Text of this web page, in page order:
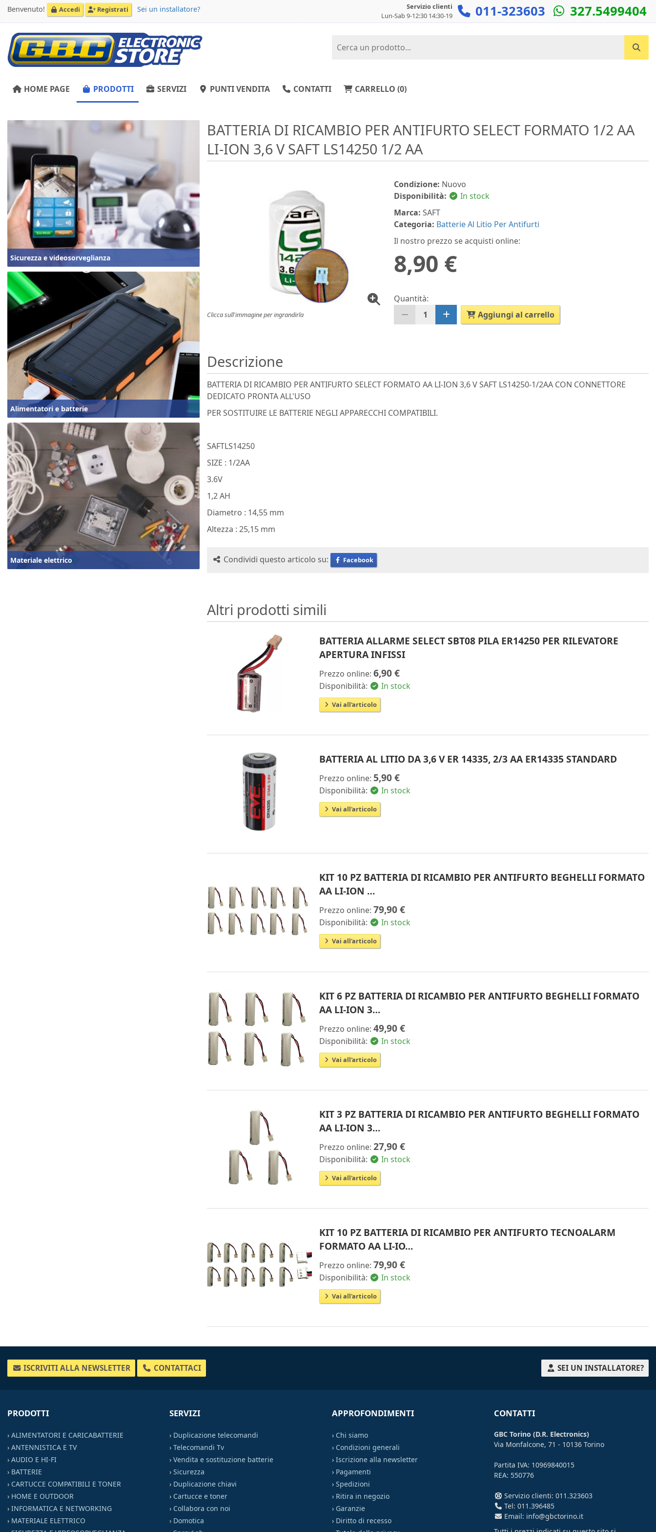
Benvenuto! Accedi Registrati Sei un installatore?
Servizio clienti
Lun-Sab 9-12:30 14:30-19
011-323603 327.5499404
Cerca un prodotto...
HOME PAGE PRODOTTI SERVIZI PUNTI VENDITA CONTATTI CARRELLO (0)
Sicurezza e videosorveglianza
Alimentatori e batterie
Materiale elettrico
BATTERIA DI RICAMBIO PER ANTIFURTO SELECT FORMATO 1/2 AA
LI-ION 3,6 V SAFT LS14250 1/2 AA
Clicca sull'immagine per ingrandirla
Condizione: Nuovo
Disponibilità:
In stock
Marca: SAFT
Categoria: Batterie Al Litio Per Antifurti
Il nostro prezzo se acquisti online:
8,90 €
Quantità:
1
Aggiungi al carrello
Descrizione
BATTERIA DI RICAMBIO PER ANTIFURTO SELECT FORMATO AA LI-ION 3,6 V SAFT LS14250-1/2AA CON CONNETTORE
DEDICATO PRONTA ALL'USO
PER SOSTITUIRE LE BATTERIE NEGLI APPARECCHI COMPATIBILI.
SAFTLS14250
SIZE : 1/2AA
3.6V
1,2 AH
Diametro : 14,55 mm
Altezza : 25,15 mm
Condividi questo articolo su: Facebook
Altri prodotti simili
BATTERIA ALLARME SELECT SBT08 PILA ER14250 PER RILEVATORE
APERTURA INFISSI
Prezzo online:6,90 €
Disponibilità: In stock
Vai all'articolo
BATTERIA AL LITIO DA 3,6 V ER 14335, 2/3 AA ER14335 STANDARD
Prezzo online: 5,90 €
Disponibilità: In stock
Vai all'articolo
KIT 10 PZ BATTERIA DI RICAMBIO PER ANTIFURTO BEGHELLI FORMATO
AA LI-ION …
Prezzo online:79,90 €
Disponibilità: In stock
Vai all'articolo
KIT 6 PZ BATTERIA DI RICAMBIO PER ANTIFURTO BEGHELLI FORMATO
AA LI-ION 3…
Prezzo online:49,90 €
Disponibilità: In stock
Vai all'articolo
KIT 3 PZ BATTERIA DI RICAMBIO PER ANTIFURTO BEGHELLI FORMATO
AA LI-ION 3…
Prezzo online:27,90 €
Disponibilità: In stock
Vai all'articolo
KIT 10 PZ BATTERIA DI RICAMBIO PER ANTIFURTO TECNOALARM
FORMATO AA LI-IO…
Prezzo online:79,90 €
Disponibilità: In stock
Vai all'articolo
ISCRIVITI ALLA NEWSLETTER CONTATTACI SEI UN INSTALLATORE?
PRODOTTI
› ALIMENTATORI E CARICABATTERIE
› ANTENNISTICA E TV
› AUDIO E HI-FI
› BATTERIE
› CARTUCCE COMPATIBILI E TONER
› HOME E OUTDOOR
› INFORMATICA E NETWORKING
› MATERIALE ELETTRICO
SERVIZI
› Duplicazione telecomandi
›Telecomandi Tv
›Vendita e sostituzione batterie
›Sicurezza
› Duplicazione chiavi
› Cartucce e toner
› Collabora con noi
› Domotica
APPROFONDIMENTI
› Chi siamo
› Condizioni generali
› Iscrizione alla newsletter
› Pagamenti
› Spedizioni
› Ritira in negozio
› Garanzie
› Diritto di recesso
CONTATTI
GBC Torino (D.R. Electronics)
Via Monfalcone, 71 - 10136 Torino
Partita IVA: 10969840015
REA: 550776
Servizio clienti: 011.323603
Tel: 011.396485
Email: info@gbctorino.it